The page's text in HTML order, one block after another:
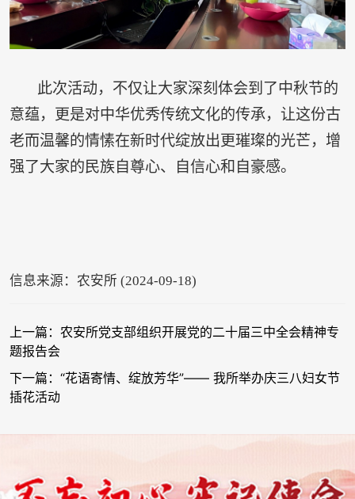
此次活动，不仅让大家深刻体会到了中秋节的
意蕴，更是对中华优秀传统文化的传承，让这份古
老而温馨的情愫在新时代绽放出更璀璨的光芒，增
强了大家的民族自尊心、自信心和自豪感。
信息来源：农安所 (2024-09-18)
上一篇：农安所党支部组织开展党的二十届三中全会精神专
题报告会
下一篇：“花语寄情、绽放芳华”—— 我所举办庆三八妇女节
插花活动